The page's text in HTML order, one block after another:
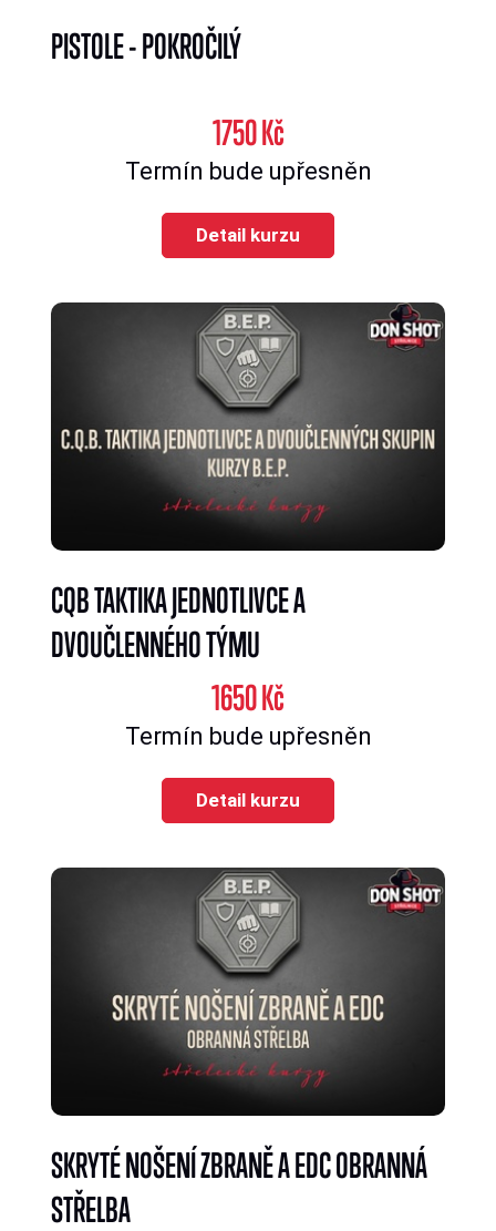
PISTOLE - POKROČILÝ
1750 Kč
Termín bude upřesněn
Detail kurzu
CQB TAKTIKA JEDNOTLIVCE A
DVOUČLENNÉHO TÝMU
1650 Kč
Termín bude upřesněn
Detail kurzu
SKRYTÉ NOŠENÍ ZBRANĚ A EDC OBRANNÁ
STŘELBA